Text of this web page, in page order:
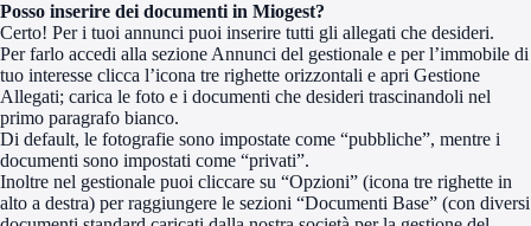
Posso inserire dei documenti in Miogest?
Certo! Per i tuoi annunci puoi inserire tutti gli allegati che desideri.
Per farlo accedi alla sezione Annunci del gestionale e per l’immobile di
tuo interesse clicca l’icona tre righette orizzontali e apri Gestione
Allegati; carica le foto e i documenti che desideri trascinandoli nel
primo paragrafo bianco.
Di default, le fotografie sono impostate come “pubbliche”, mentre i
documenti sono impostati come “privati”.
Inoltre nel gestionale puoi cliccare su “Opzioni” (icona tre righette in
alto a destra) per raggiungere le sezioni “Documenti Base” (con diversi